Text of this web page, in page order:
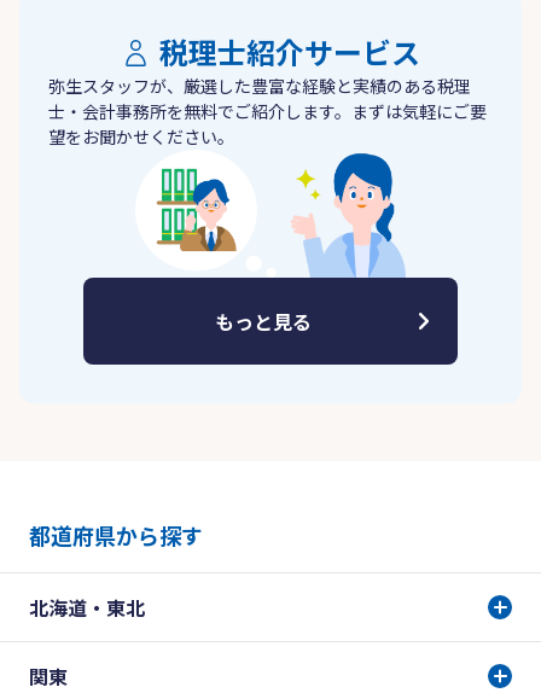
税理士紹介サービス
弥生スタッフが、厳選した豊富な経験と実績のある税理
士・会計事務所を無料でご紹介します。まずは気軽にご要
望をお聞かせください。
もっと見る
都道府県から探す
北海道・東北
関東